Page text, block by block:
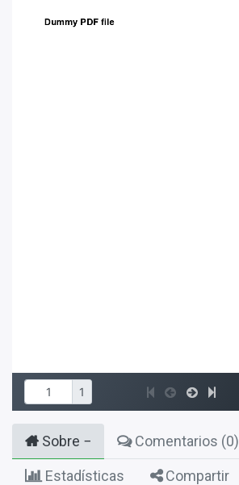
Sobre Comentarios (0)
Estadísticas Compartir